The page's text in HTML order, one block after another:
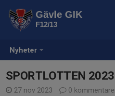
Nyheter
Gävle GIK
F12/13
SPORTLOTTEN
27 nov 2023
0